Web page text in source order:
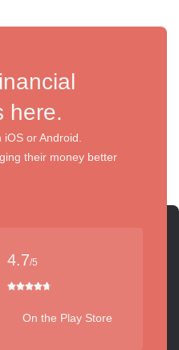
here.
or Android.
their money better
4.7/5
On the Play Store